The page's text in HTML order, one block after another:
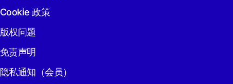
Cookie 政策
版权问题
免责声明
隐私通知（会员）